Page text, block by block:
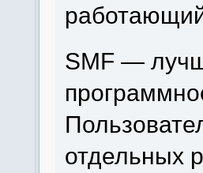
SMF —
отдельных